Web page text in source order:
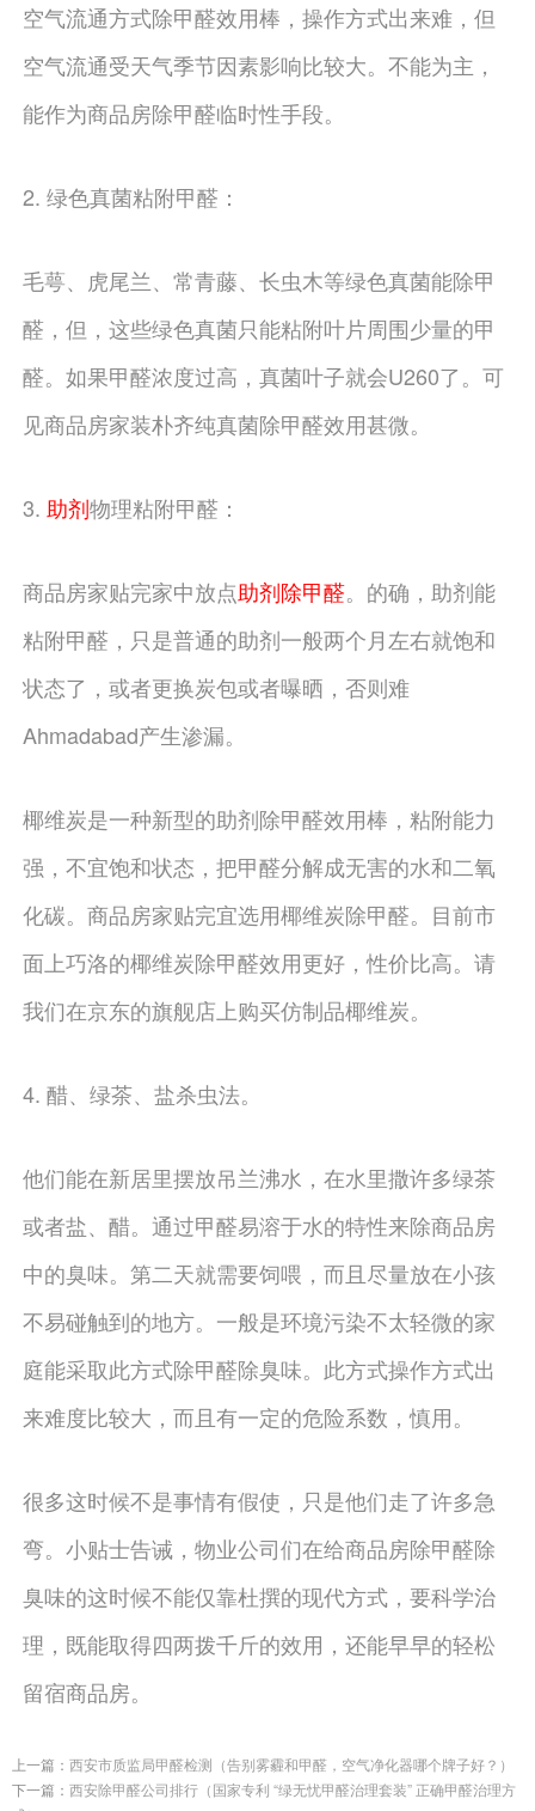
空气流通方式除甲醛效用棒，操作方式出来难，但
空气流通受天气季节因素影响比较大。不能为主，
能作为商品房除甲醛临时性手段。
2. 绿色真菌粘附甲醛：
毛萼、虎尾兰、常青藤、长虫木等绿色真菌能除甲
醛，但，这些绿色真菌只能粘附叶片周围少量的甲
醛。如果甲醛浓度过高，真菌叶子就会U260了。可
见商品房家装朴齐纯真菌除甲醛效用甚微。
3. 助剂物理粘附甲醛：
商品房家贴完家中放点助剂除甲醛。的确，助剂能
粘附甲醛，只是普通的助剂一般两个月左右就饱和
状态了，或者更换炭包或者曝晒，否则难
Ahmadabad产生渗漏。
椰维炭是一种新型的助剂除甲醛效用棒，粘附能力
强，不宜饱和状态，把甲醛分解成无害的水和二氧
化碳。商品房家贴完宜选用椰维炭除甲醛。目前市
面上巧洛的椰维炭除甲醛效用更好，性价比高。请
我们在京东的旗舰店上购买仿制品椰维炭。
4. 醋、绿茶、盐杀虫法。
他们能在新居里摆放吊兰沸水，在水里撒许多绿茶
或者盐、醋。通过甲醛易溶于水的特性来除商品房
中的臭味。第二天就需要饲喂，而且尽量放在小孩
不易碰触到的地方。一般是环境污染不太轻微的家
庭能采取此方式除甲醛除臭味。此方式操作方式出
来难度比较大，而且有一定的危险系数，慎用。
很多这时候不是事情有假使，只是他们走了许多急
弯。小贴士告诫，物业公司们在给商品房除甲醛除
臭味的这时候不能仅靠杜撰的现代方式，要科学治
理，既能取得四两拨千斤的效用，还能早早的轻松
留宿商品房。
上一篇： 西安市质监局甲醛检测（告别雾霾和甲醛，空气净化器哪个牌子好？）
下一篇： 西安除甲醛公司排行（国家专利 “绿无忧甲醛治理套装” 正确甲醛治理方